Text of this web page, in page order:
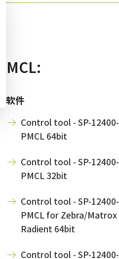
软件
Control tool - SP-12400-
PMCL 64bit
Control tool - SP-12400-
PMCL 32bit
Control tool - SP-12400-
PMCL for Zebra/Matrox
Radient 64bit
Control tool - SP-12400-